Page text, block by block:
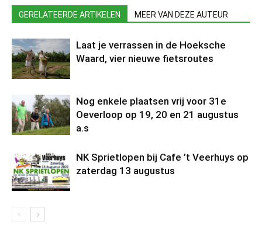
GERELATEERDE ARTIKELEN MEER VAN DEZE AUTEUR
Laat je verrassen in de Hoeksche
Waard, vier nieuwe fietsroutes
Nog enkele plaatsen vrij voor 31e
Oeverloop op 19, 20 en 21 augustus
a.s
NK Sprietlopen bij Cafe ’t Veerhuys op
zaterdag 13 augustus